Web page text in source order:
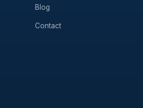
Blog
Contact